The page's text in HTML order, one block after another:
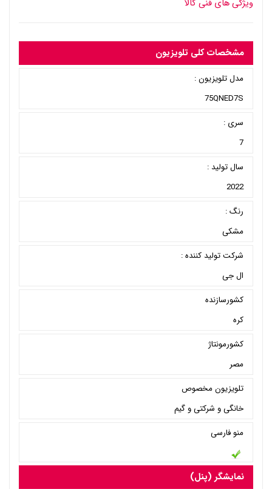
ویژگی های فنی کالا
مشخصات کلی تلویزیون
مدل تلویزیون :
75QNED7S
سری :
7
سال تولید :
2022
رنگ :
مشکی
شرکت تولید کننده :
ال جی
کشورسازنده
کره
کشورمونتاژ
مصر
تلویزیون مخصوص
خانگی و شرکتی و گیم
منو فارسی
نمایشگر (پنل)